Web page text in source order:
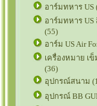
อาร์มทหาร US
อาร์มทหาร US
(55)
อาร์ม US Air
เครื่องหมาย เ
(36)
อุปกรณ์สนาม
อุปกรณ์ BB